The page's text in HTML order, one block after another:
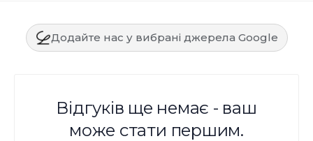
Додайте нас у вибрані джерела Google
Відгуків ще немає - ваш
може стати першим.